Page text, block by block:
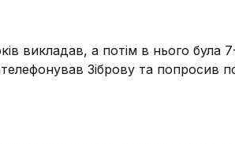
викладав, а потім в нього була
Зіброву та попросив